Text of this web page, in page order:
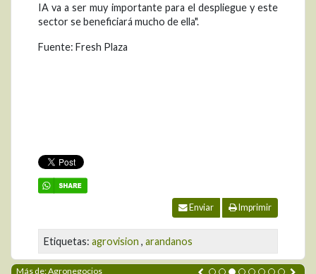
IA va a ser muy importante para el despliegue y este
sector se beneficiará mucho de ella".
Fuente: Fresh Plaza
Enviar Imprimir
Etiquetas: agrovision , arandanos
Más de: Agronegocios